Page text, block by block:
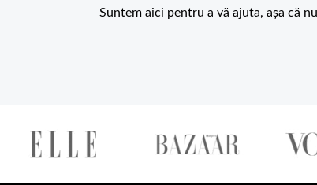
Suntem aici pentru a vă ajuta, așa că